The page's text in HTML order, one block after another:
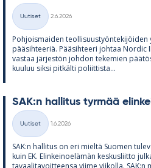
Kategoriat
Uutiset
2.6.2026
Poh­jois­mai­den teol­li­suus­työn­te­ki­jöi­den
pää­sih­tee­riä. Pää­sih­teeri joh­taa Nor­dic
vas­taa jär­jes­tön joh­don te­ke­mien
kuu­luu siksi pit­kälti po­liit­tista...
SAK:n hal­li­tus tyr­mää
Kategoriat
Uutiset
1.6.2026
SAK:n hal­li­tus on eri mieltä Suo­men
kuin EK. Elin­kei­noe­lä­män kes­kus­liitto